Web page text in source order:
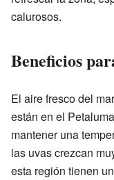
calurosos.
Beneficios
El aire fresco del
están en el
mantener una
las uvas crezcan
esta región tienen